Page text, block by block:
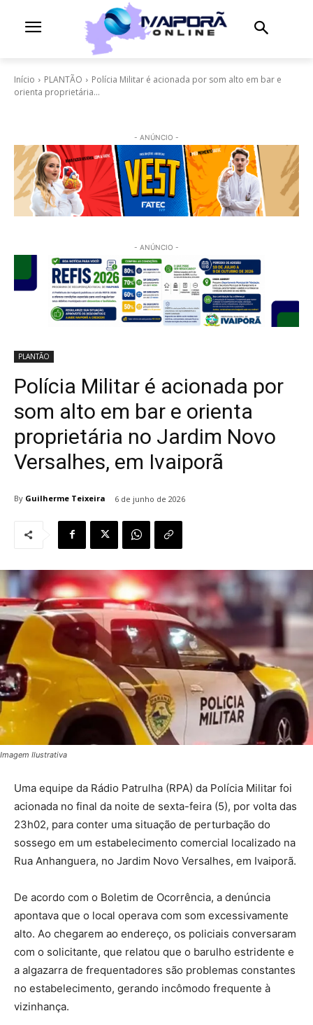
Início PLANTÃO
Polícia Militar é acionada por som alto em bar e
orienta proprietária...
- ANÚNCIO -
- ANÚNCIO -
PLANTÃO
Polícia Militar é acionada por
som alto em bar e orienta
proprietária no Jardim Novo
Versalhes, em Ivaiporã
By Guilherme Teixeira 6 de junho de 2026
Imagem Ilustrativa
Uma equipe da Rádio Patrulha (RPA) da Polícia Militar foi
acionada no final da noite de sexta-feira (5), por volta das
23h02, para conter uma situação de perturbação do
sossego em um estabelecimento comercial localizado na
Rua Anhanguera, no Jardim Novo Versalhes, em Ivaiporã.
De acordo com o Boletim de Ocorrência, a denúncia
apontava que o local operava com som excessivamente
alto. Ao chegarem ao endereço, os policiais conversaram
com o solicitante, que relatou que o barulho estridente e
a algazarra de frequentadores são problemas constantes
no estabelecimento, gerando incômodo frequente à
vizinhança.